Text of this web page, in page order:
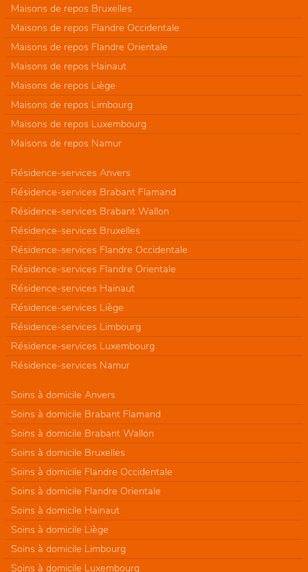
Maisons de repos Bruxelles
Maisons de repos Flandre Occidentale
Maisons de repos Flandre Orientale
Maisons de repos Hainaut
Maisons de repos Liège
Maisons de repos Limbourg
Maisons de repos Luxembourg
Maisons de repos Namur
Résidence-services Anvers
Résidence-services Brabant Flamand
Résidence-services Brabant Wallon
Résidence-services Bruxelles
Résidence-services Flandre Occidentale
Résidence-services Flandre Orientale
Résidence-services Hainaut
Résidence-services Liège
Résidence-services Limbourg
Résidence-services Luxembourg
Résidence-services Namur
Soins à domicile Anvers
Soins à domicile Brabant Flamand
Soins à domicile Brabant Wallon
Soins à domicile Bruxelles
Soins à domicile Flandre Occidentale
Soins à domicile Flandre Orientale
Soins à domicile Hainaut
Soins à domicile Liège
Soins à domicile Limbourg
Soins à domicile Luxembourg